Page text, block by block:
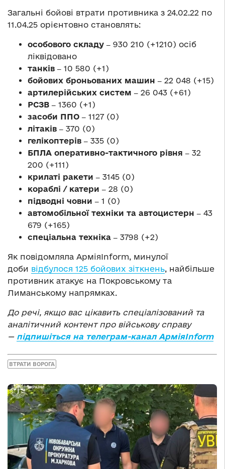
Загальні бойові втрати противника з 24.02.22 по
11.04.25 орієнтовно становлять:
особового складу ‒ 930 210 (+1210) осіб
ліквідовано
танків ‒ 10 580 (+1)
бойових броньованих машин ‒ 22 048 (+15)
артилерійських систем ‒ 26 043 (+61)
РСЗВ ‒ 1360 (+1)
засоби ППО ‒ 1127 (0)
літаків ‒ 370 (0)
гелікоптерів ‒ 335 (0)
БПЛА оперативно-тактичного рівня ‒ 32
200 (+111)
крилаті ракети ‒ 3145 (0)
кораблі / катери ‒ 28 (0)
підводні човни ‒ 1 (0)
автомобільної техніки та автоцистерн ‒ 43
679 (+165)
спеціальна техніка ‒ 3798 (+2)
Як повідомляла АрміяInform, минулої
доби відбулося 125 бойових зіткнень, найбільше
противник атакує на Покровському та
Лиманському напрямках.
До речі, якщо вас цікавить спеціалізований та
аналітичний контент про військову справу
— підпишіться на телеграм-канал АрміяInform
ВТРАТИ ВОРОГА